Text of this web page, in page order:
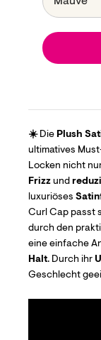
☀️ Die Plush
ultimatives
Locken nicht
Frizz und
luxuriöses
Curl Cap passt
durch den
eine einfache
Halt. Durch ihr
Geschlecht